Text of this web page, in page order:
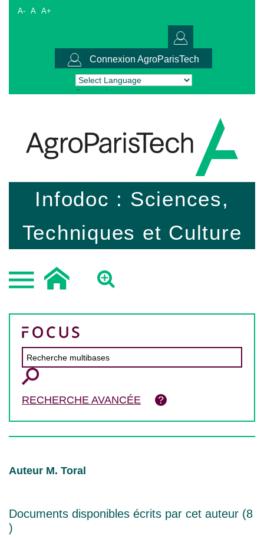
A- A A+
Connexion AgroParisTech
Powered by Translate
Infodoc : Sciences,
Techniques et Culture
RECHERCHE AVANCÉE
Auteur M. Toral
Documents disponibles écrits par cet auteur (8
)